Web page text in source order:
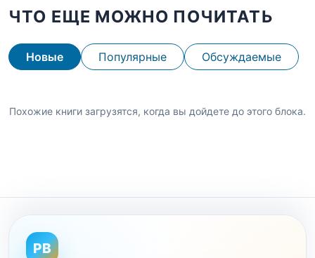
ЧТО ЕЩЕ МОЖНО ПОЧИТАТЬ
Новые Популярные Обсуждаемые
Похожие книги загрузятся, когда вы дойдете до этого блока.
PB